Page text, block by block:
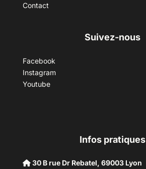
Contact
Suivez-nous
Facebook
Instagram
Youtube
Infos pratiques
30 B rue Dr Rebatel, 69003 Lyon